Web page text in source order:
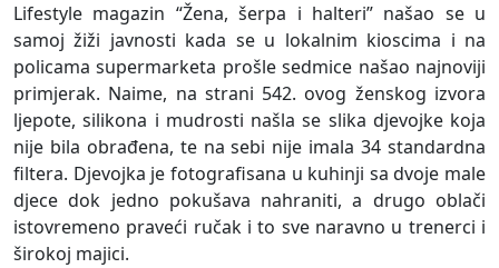
Lifestyle magazin “Žena, šerpa i halteri” našao se u
samoj žiži javnosti kada se u lokalnim kioscima i na
policama supermarketa prošle sedmice našao najnoviji
primjerak. Naime, na strani 542. ovog ženskog izvora
ljepote, silikona i mudrosti našla se slika djevojke koja
nije bila obrađena, te na sebi nije imala 34 standardna
filtera. Djevojka je fotografisana u kuhinji sa dvoje male
djece dok jedno pokušava nahraniti, a drugo oblači
istovremeno praveći ručak i to sve naravno u trenerci i
širokoj majici.